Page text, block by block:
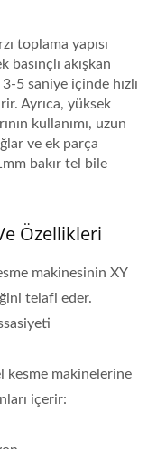
toplama yapısı
basınçlı akışkan
5 saniye içinde hızlı
Ayrıca, yüksek
kullanımı, uzun
ve ek parça
bakır tel bile
Özellikleri
makinesinin XY
telafi eder.
kesme makinelerine
içerir: